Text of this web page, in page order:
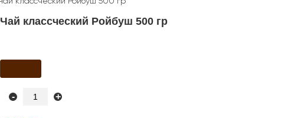
Чай классческий Ройбуш 500 гр
- +